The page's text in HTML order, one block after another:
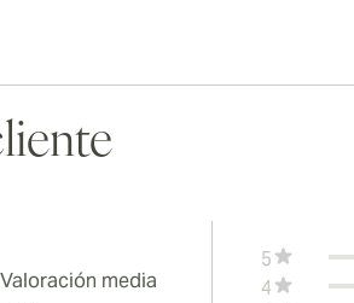
Valoración media
5
4